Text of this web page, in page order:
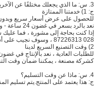
3. س: ما الذي يجعلك مختلفًا عن الآخرين؟
ج: 1) خدمتنا الممتازة
للحصول على عرض أسعار سريع وبدون
نعد بالرد بسعر في غضون 24 ساعة - وأحيانًا في غضون ساعة.
028 87226313 ، وسوف نجيب على أسئلتك على الفور.
2) وقت التصنيع السريع لدينا
للطلبات العادية ، نعد بالإنتاج في غضون 30 يوم
كشركة مصنعة ، يمكننا ضمان وقت
4. س: ماذا عن وقت التسليم؟
ج: هذا يعتمد على المنتج.يتم تسليم